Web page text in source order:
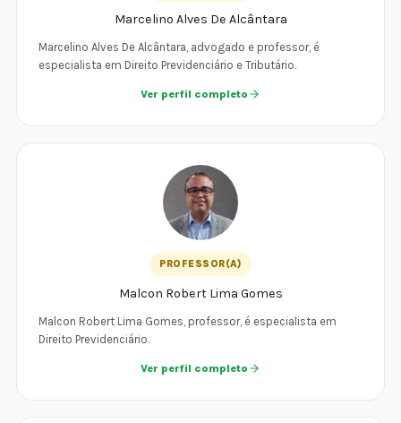
Marcelino Alves De Alcântara
Marcelino Alves De Alcântara, advogado e professor, é
especialista em Direito Previdenciário e Tributário.
Ver perfil completo
PROFESSOR(A)
Malcon Robert Lima Gomes
Malcon Robert Lima Gomes, professor, é especialista em
Direito Previdenciário.
Ver perfil completo